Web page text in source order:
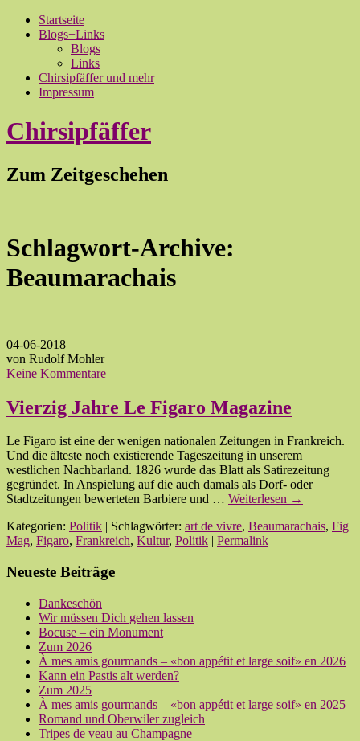
Startseite
Blogs+Links
Blogs
Links
Chirsipfäffer und mehr
Impressum
Chirsipfäffer
Zum Zeitgeschehen
Schlagwort-Archive:
Beaumarachais
04-06-2018
von Rudolf Mohler
Keine Kommentare
Vierzig Jahre Le Figaro Magazine
Le Figaro ist eine der wenigen nationalen Zeitungen in Frankreich.
Und die älteste noch existierende Tageszeitung in unserem
westlichen Nachbarland. 1826 wurde das Blatt als Satirezeitung
gegründet. In Anspielung auf die auch damals als Dorf- oder
Stadtzeitungen bewerteten Barbiere und … Weiterlesen →
Kategorien: Politik | Schlagwörter: art de vivre, Beaumarachais, Fig
Mag, Figaro, Frankreich, Kultur, Politik Permalink
Neueste Beiträge
Dankeschön
Wir müssen Dich gehen lassen
Bocuse – ein Monument
Zum 2026
À mes amis gourmands – «bon appétit et large soif» en 2026
Kann ein Pastis alt werden?
Zum 2025
À mes amis gourmands – «bon appétit et large soif» en 2025
Romand und Oberwiler zugleich
Tripes de veau au Champagne